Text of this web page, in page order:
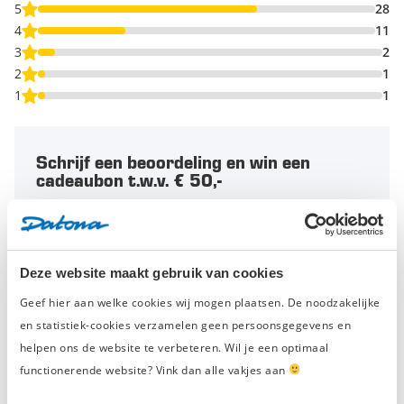
Deze website maakt gebruik van cookies
Geef hier aan welke cookies wij mogen plaatsen. De noodzakelijke
en statistiek-cookies verzamelen geen persoonsgegevens en
helpen ons de website te verbeteren. Wil je een optimaal
functionerende website? Vink dan alle vakjes aan
5
28
4
11
3
2
2
1
1
1
Schrijf een beoordeling en win een
cadeaubon t.w.v. € 50,-
Elke maand belonen we de beste
productbeoordeling met een
gereedschapsbon
van € 50,-en eeuwige roem.
Schrijf een beoordeling